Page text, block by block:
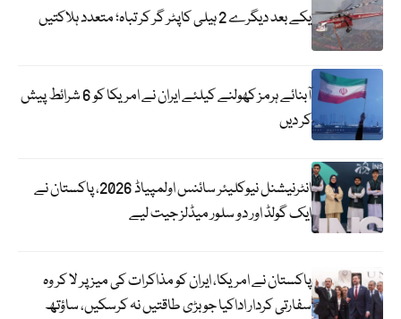
یکے بعد دیگرے 2 ہیلی کاپٹر گر کر تباہ؛ متعدد ہلاکتیں
آبنائے ہرمز کھولنے کیلئے ایران نے امریکا کو 6 شرائط پیش
کر دیں
انٹرنیشنل نیوکلیئر سائنس اولمپیاڈ 2026، پاکستان نے
ایک گولڈ اور دو سلور میڈلز جیت لیے
پاکستان نے امریکا، ایران کو مذاکرات کی میز پر لا کر وہ
سفارتی کردار اداکیا جو بڑی طاقتیں نہ کرسکیں، ساؤتھ